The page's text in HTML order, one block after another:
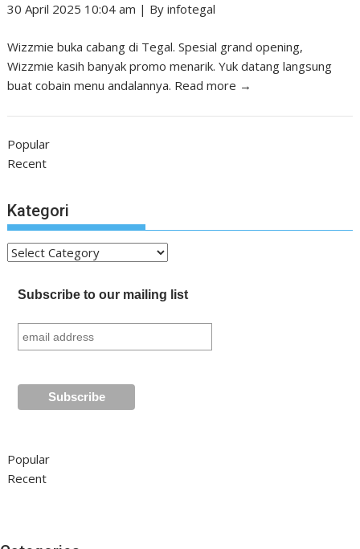
30 April 2025 10:04 am | Byinfotegal
Wizzmie buka cabang di Tegal. Spesial grand opening,
Wizzmie kasih banyak promo menarik. Yuk datang langsung
buat cobain menu andalannya. Read more →
Popular
Recent
Kategori
Kategori
Subscribe to our mailing list
Popular
Recent